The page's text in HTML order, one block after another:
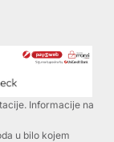
Informacije na
u bilo kojem